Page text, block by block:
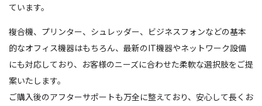
ています。
複合機、プリンター、シュレッダー、ビジネスフォンなどの基本
的なオフィス機器はもちろん、最新のIT機器やネットワーク設備
にも対応しており、お客様のニーズに合わせた柔軟な選択肢をご提
案いたします。
ご購入後のアフターサポートも万全に整えており、安心して長くお